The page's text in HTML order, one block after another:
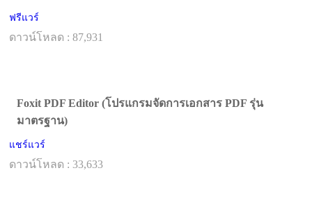
ฟรีแวร์
ดาวน์โหลด : 87,931
Foxit PDF Editor (โปรแกรมจัดการเอกสาร PDF รุ่น
มาตรฐาน)
แชร์แวร์
ดาวน์โหลด : 33,633